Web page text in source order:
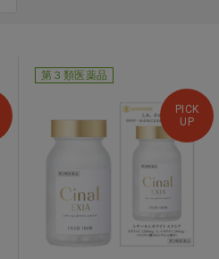
PICK
UP
第３類医薬品